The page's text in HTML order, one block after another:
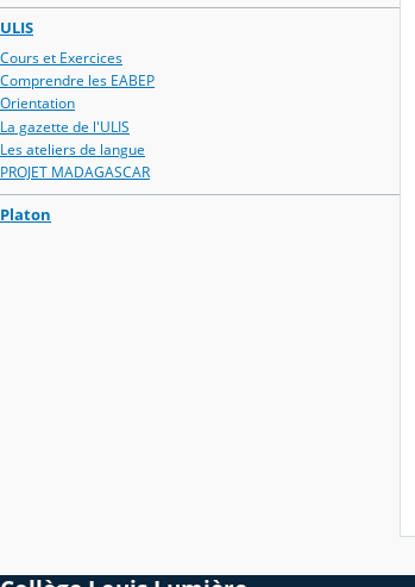
ULIS
Cours et Exercices
Comprendre les EABEP
Orientation
La gazette de l'ULIS
Les ateliers de langue
PROJET MADAGASCAR
Platon